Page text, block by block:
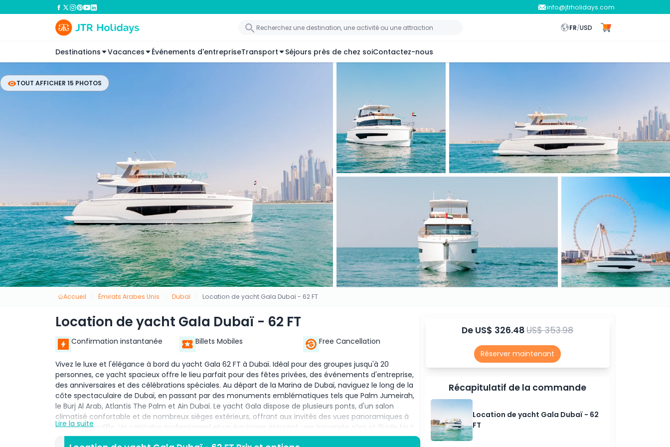
info@jtrholidays.com
FR/USD
Destinations Vacances Événements d'entrepriseTransport Séjours près de chez soiContactez-nous
TOUT AFFICHER 15 PHOTOS
Accueil Émirats Arabes Unis Dubaï Location de yacht Gala Dubaï - 62 FT
Location de yacht Gala Dubaï - 62 FT
Confirmation instantanée Billets Mobiles Free Cancellation
Vivez le luxe et l'élégance à bord du yacht Gala 62 FT à Dubaï. Idéal pour des groupes jusqu'à 20
personnes, ce yacht spacieux offre le lieu parfait pour des fêtes privées, des événements d'entreprise,
des anniversaires et des célébrations spéciales. Au départ de la Marina de Dubaï, naviguez le long de la
côte spectaculaire de Dubaï, en passant par des monuments emblématiques tels que Palm Jumeirah,
le Burj Al Arab, Atlantis The Palm et Ain Dubaï. Le yacht Gala dispose de plusieurs ponts, d'un salon
climatisé confortable et de nombreux sièges extérieurs, offrant aux invités des vues panoramiques à
couper le souffle. Un capitaine professionnel et un équipage assurent une traversée sûre et fluide tout
en fournissant un service impeccable. Le yacht est équipé de systèmes audio haut de gamme, de
Lire la suite
De US$ 326.48US$ 353.98
Réserver maintenant
Récapitulatif de la commande
Location de yacht Gala Dubaï - 62
FT